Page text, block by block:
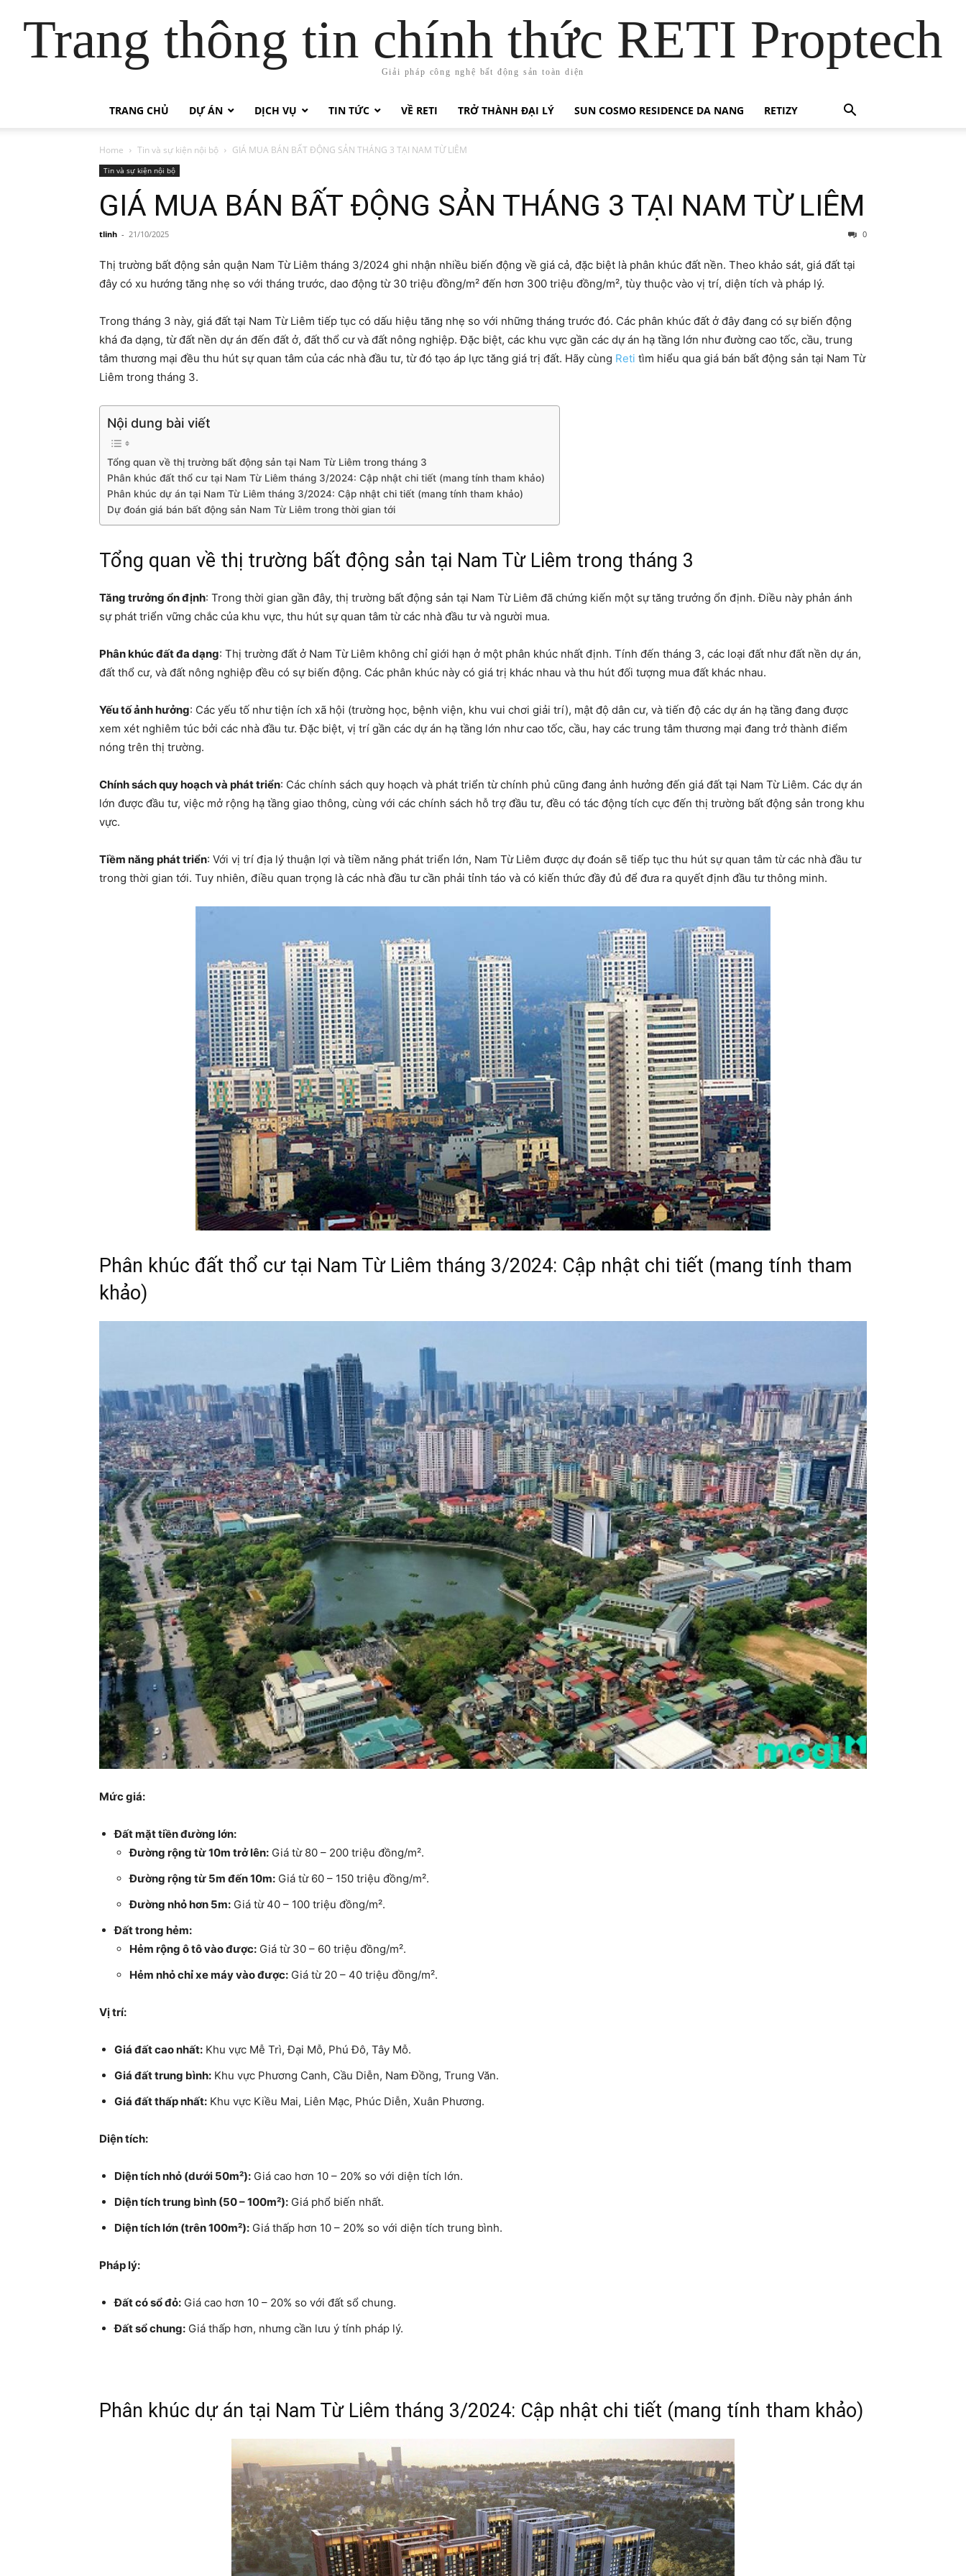
Trang thông tin chính thức RETI Proptech
Giải pháp công nghệ bất động sản toàn diện
TRANG CHỦ DỰ ÁN DỊCH VỤ TIN TỨC VỀ RETI TRỞ THÀNH ĐẠI LÝ SUN COSMO RESIDENCE DA NANG RETIZY
Home Tin và sự kiện nội bộ GIÁ MUA BÁN BẤT ĐỘNG SẢN THÁNG 3 TẠI NAM TỪ LIÊM
Tin và sự kiện nội bộ
GIÁ MUA BÁN BẤT ĐỘNG SẢN THÁNG 3 TẠI NAM TỪ LIÊM
tlinh - 21/10/2025 0
Thị trường bất động sản quận Nam Từ Liêm tháng 3/2024 ghi nhận nhiều biến động về giá cả, đặc biệt là phân khúc đất nền. Theo khảo sát, giá đất tại
đây có xu hướng tăng nhẹ so với tháng trước, dao động từ 30 triệu đồng/m² đến hơn 300 triệu đồng/m², tùy thuộc vào vị trí, diện tích và pháp lý.
Trong tháng 3 này, giá đất tại Nam Từ Liêm tiếp tục có dấu hiệu tăng nhẹ so với những tháng trước đó. Các phân khúc đất ở đây đang có sự biến động
khá đa dạng, từ đất nền dự án đến đất ở, đất thổ cư và đất nông nghiệp. Đặc biệt, các khu vực gần các dự án hạ tầng lớn như đường cao tốc, cầu, trung
tâm thương mại đều thu hút sự quan tâm của các nhà đầu tư, từ đó tạo áp lực tăng giá trị đất. Hãy cùng Reti tìm hiểu qua giá bán bất động sản tại Nam Từ
Liêm trong tháng 3.
Nội dung bài viết
Tổng quan về thị trường bất động sản tại Nam Từ Liêm trong tháng 3
Phân khúc đất thổ cư tại Nam Từ Liêm tháng 3/2024: Cập nhật chi tiết (mang tính tham khảo)
Phân khúc dự án tại Nam Từ Liêm tháng 3/2024: Cập nhật chi tiết (mang tính tham khảo)
Dự đoán giá bán bất động sản Nam Từ Liêm trong thời gian tới
Tổng quan về thị trường bất động sản tại Nam Từ Liêm trong tháng 3
Tăng trưởng ổn định: Trong thời gian gần đây, thị trường bất động sản tại Nam Từ Liêm đã chứng kiến một sự tăng trưởng ổn định. Điều này phản ánh
sự phát triển vững chắc của khu vực, thu hút sự quan tâm từ các nhà đầu tư và người mua.
Phân khúc đất đa dạng: Thị trường đất ở Nam Từ Liêm không chỉ giới hạn ở một phân khúc nhất định. Tính đến tháng 3, các loại đất như đất nền dự án,
đất thổ cư, và đất nông nghiệp đều có sự biến động. Các phân khúc này có giá trị khác nhau và thu hút đối tượng mua đất khác nhau.
Yếu tố ảnh hưởng: Các yếu tố như tiện ích xã hội (trường học, bệnh viện, khu vui chơi giải trí), mật độ dân cư, và tiến độ các dự án hạ tầng đang được
xem xét nghiêm túc bởi các nhà đầu tư. Đặc biệt, vị trí gần các dự án hạ tầng lớn như cao tốc, cầu, hay các trung tâm thương mại đang trở thành điểm
nóng trên thị trường.
Chính sách quy hoạch và phát triển: Các chính sách quy hoạch và phát triển từ chính phủ cũng đang ảnh hưởng đến giá đất tại Nam Từ Liêm. Các dự án
lớn được đầu tư, việc mở rộng hạ tầng giao thông, cùng với các chính sách hỗ trợ đầu tư, đều có tác động tích cực đến thị trường bất động sản trong khu
vực.
Tiềm năng phát triển: Với vị trí địa lý thuận lợi và tiềm năng phát triển lớn, Nam Từ Liêm được dự đoán sẽ tiếp tục thu hút sự quan tâm từ các nhà đầu tư
trong thời gian tới. Tuy nhiên, điều quan trọng là các nhà đầu tư cần phải tỉnh táo và có kiến thức đầy đủ để đưa ra quyết định đầu tư thông minh.
Phân khúc đất thổ cư tại Nam Từ Liêm tháng 3/2024: Cập nhật chi tiết (mang tính tham
khảo)
Mức giá:
Đất mặt tiền đường lớn:
Đường rộng từ 10m trở lên: Giá từ 80 – 200 triệu đồng/m².
Đường rộng từ 5m đến 10m: Giá từ 60 – 150 triệu đồng/m².
Đường nhỏ hơn 5m: Giá từ 40 – 100 triệu đồng/m².
Đất trong hẻm:
Hẻm rộng ô tô vào được: Giá từ 30 – 60 triệu đồng/m².
Hẻm nhỏ chỉ xe máy vào được: Giá từ 20 – 40 triệu đồng/m².
Vị trí:
Giá đất cao nhất: Khu vực Mễ Trì, Đại Mỗ, Phú Đô, Tây Mỗ.
Giá đất trung bình: Khu vực Phương Canh, Cầu Diễn, Nam Đồng, Trung Văn.
Giá đất thấp nhất: Khu vực Kiều Mai, Liên Mạc, Phúc Diễn, Xuân Phương.
Diện tích:
Diện tích nhỏ (dưới 50m²): Giá cao hơn 10 – 20% so với diện tích lớn.
Diện tích trung bình (50 – 100m²): Giá phổ biến nhất.
Diện tích lớn (trên 100m²): Giá thấp hơn 10 – 20% so với diện tích trung bình.
Pháp lý:
Đất có sổ đỏ: Giá cao hơn 10 – 20% so với đất sổ chung.
Đất sổ chung: Giá thấp hơn, nhưng cần lưu ý tính pháp lý.
Phân khúc dự án tại Nam Từ Liêm tháng 3/2024: Cập nhật chi tiết (mang tính tham khảo)